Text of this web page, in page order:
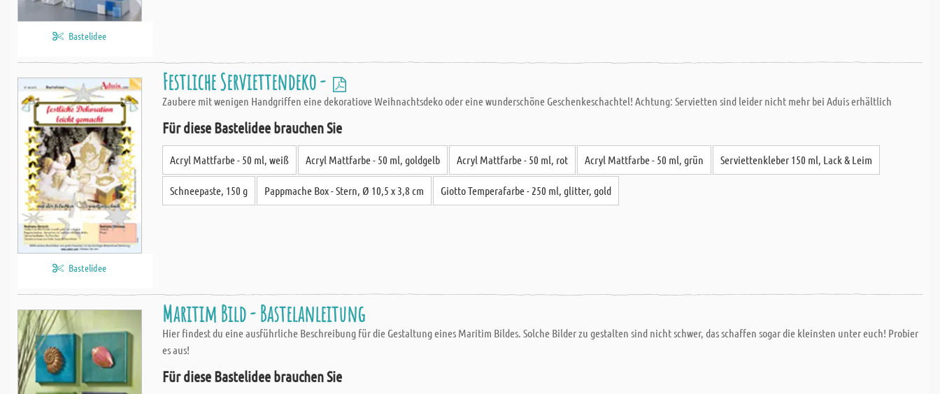
Bastelidee
Bastelidee
Festliche Serviettendeko -
Zaubere mit wenigen Handgriffen eine dekoratiove Weihnachtsdeko oder eine wunderschöne Geschenkeschachtel! Achtung: Servietten sind leider nicht mehr bei Aduis erhältlich
Für diese Bastelidee brauchen Sie
Acryl Mattfarbe - 50 ml, weiß Acryl Mattfarbe - 50 ml, goldgelb Acryl Mattfarbe - 50 ml, rot Acryl Mattfarbe - 50 ml, grün Serviettenkleber 150 ml, Lack & Leim
Schneepaste, 150 g Pappmache Box - Stern, Ø 10,5 x 3,8 cm Giotto Temperafarbe - 250 ml, glitter, gold
Maritim Bild - Bastelanleitung
Hier findest du eine ausführliche Beschreibung für die Gestaltung eines Maritim Bildes. Solche Bilder zu gestalten sind nicht schwer, das schaffen sogar die kleinsten unter euch! Probier
es aus!
Für diese Bastelidee brauchen Sie